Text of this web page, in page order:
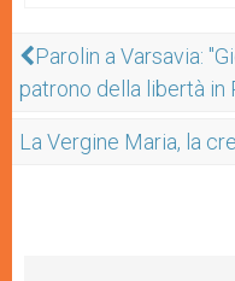
Parolin a Varsavia:
patrono della libertà in
La Vergine Maria, la